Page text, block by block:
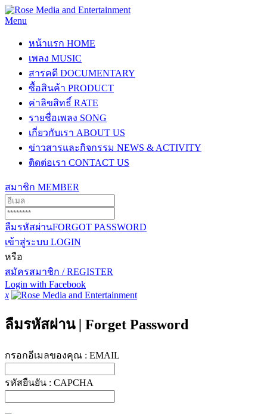
Menu
หน้าแรก HOME
เพลง MUSIC
สารคดี DOCUMENTARY
ซื้อสินค้า PRODUCT
ค่าลิขสิทธิ์ RATE
รายชื่อเพลง SONG
เกี่ยวกับเรา ABOUT US
ข่าวสารและกิจกรรม NEWS & ACTIVITY
ติดต่อเรา CONTACT US
สมาชิก MEMBER
ลืมรหัสผ่านFORGOT PASSWORD
เข้าสู่ระบบ LOGIN
หรือ
สมัครสมาชิก / REGISTER
Login with Facebook
x
ลืมรหัสผ่าน | Forget Password
กรอกอีเมลของคุณ : EMAIL
รหัสยืนยัน : CAPCHA